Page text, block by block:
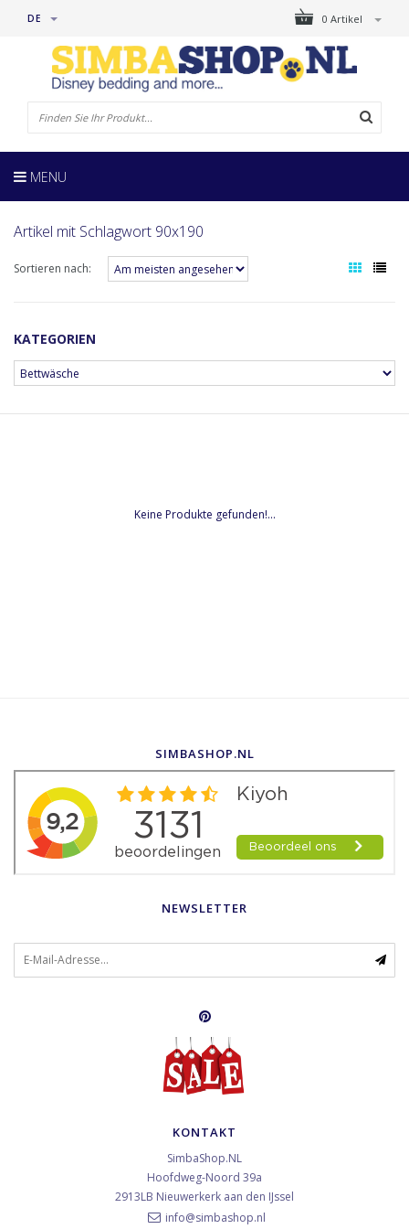
0 Artikel
DE
MENU
Artikel mit Schlagwort 90x190
Sortieren nach:
KATEGORIEN
Keine Produkte gefunden!...
SIMBASHOP.NL
NEWSLETTER
KONTAKT
SimbaShop.NL
Hoofdweg-Noord 39a
2913LB Nieuwerkerk aan den IJssel
info@simbashop.nl